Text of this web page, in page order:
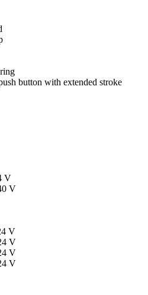
button with extended stroke
V
V
V
V
V
V